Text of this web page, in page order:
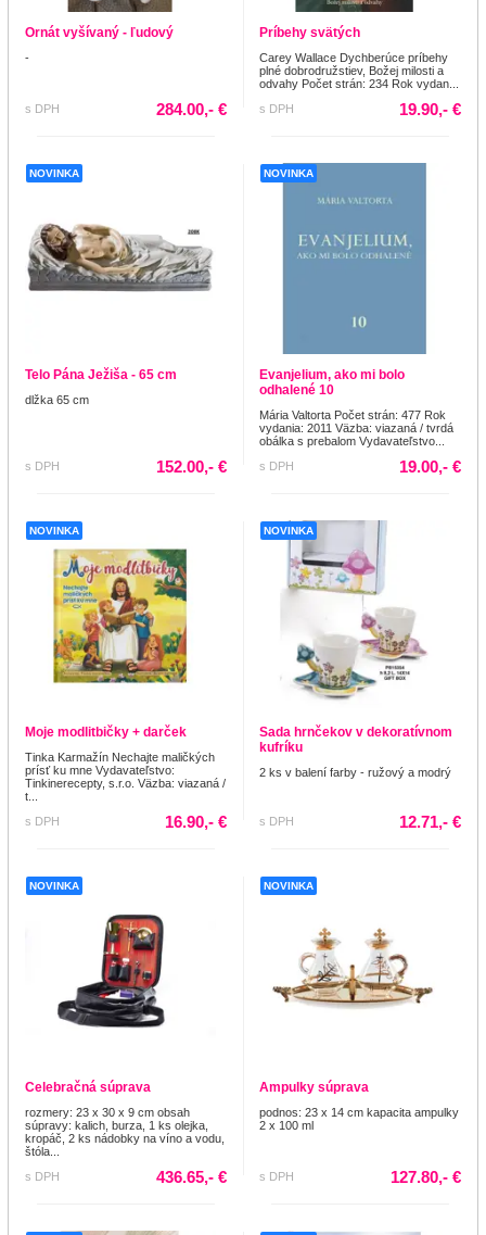
Ornát vyšívaný - ľudový
-
s DPH 284.00,- €
Príbehy svätých
Carey Wallace Dychberúce príbehy
plné dobrodružstiev, Božej milosti a
odvahy Počet strán: 234 Rok vydan...
s DPH
19.90,- €
NOVINKA
Telo Pána Ježiša - 65 cm
dlžka 65 cm
s DPH 152.00,- €
NOVINKA
Evanjelium, ako mi bolo
odhalené 10
Mária Valtorta Počet strán: 477 Rok
vydania: 2011 Väzba: viazaná / tvrdá
obálka s prebalom Vydavateľstvo...
s DPH
19.00,- €
NOVINKA
Moje modlitbičky + darček
Tinka Karmažín Nechajte maličkých
prísť ku mne Vydavateľstvo:
Tinkinerecepty, s.r.o. Väzba: viazaná /
t...
s DPH
16.90,- €
NOVINKA
Sada hrnčekov v dekoratívnom
kufríku
2 ks v balení farby - ružový a modrý
s DPH 12.71,- €
NOVINKA
Celebračná súprava
rozmery: 23 x 30 x 9 cm obsah
súpravy: kalich, burza, 1 ks olejka,
kropáč, 2 ks nádobky na víno a vodu,
štóla...
s DPH
436.65,- €
NOVINKA
Ampulky súprava
podnos: 23 x 14 cm kapacita ampulky
2 x 100 ml
s DPH 127.80,- €